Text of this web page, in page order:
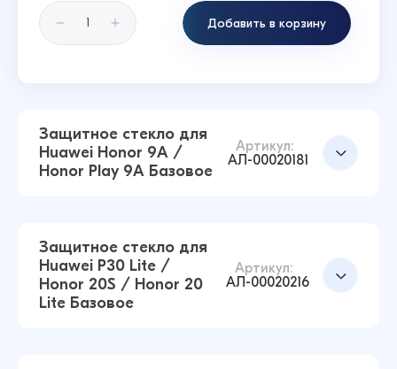
Добавить в корзину
Защитное стекло для
Huawei Honor 9A /
Honor Play 9A Базовое
Артикул:
АЛ-00020181
Защитное стекло для
Huawei P30 Lite /
Honor 20S / Honor 20
Lite Базовое
Артикул:
АЛ-00020216